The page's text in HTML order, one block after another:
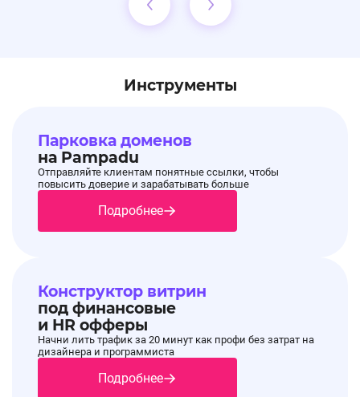
Инструменты
Парковка доменов
на Pampadu
Отправляйте клиентам понятные ссылки, чтобы
повысить доверие и зарабатывать больше
Подробнее
Конструктор витрин
под финансовые
и HR офферы
Начни лить трафик за 20 минут как профи без затрат на
дизайнера и программиста
Подробнее